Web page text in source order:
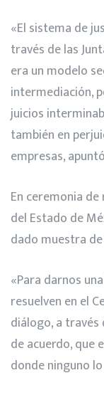
«El sistema de
través de las
era un modelo
intermediación,
juicios
también en
empresas,
En ceremonia
del Estado de
dado muestra
«Para darnos
resuelven en el
diálogo, a través
de acuerdo, que
donde ninguno